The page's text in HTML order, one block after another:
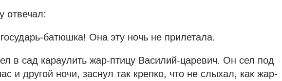
отвечал:
батюшка! Она эту ночь не прилетала.
в сад караулить жар-птицу Василий-царевич. Он сел под
и другой ночи, заснул так крепко, что не слыхал, как жар-